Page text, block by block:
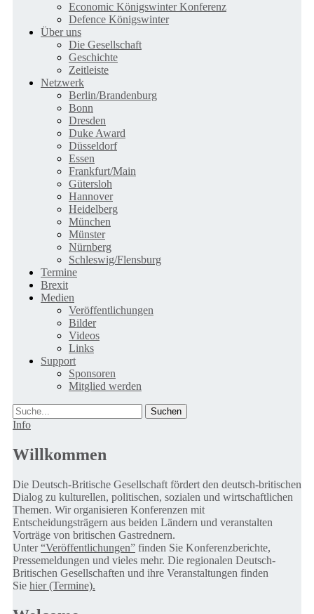
Economic Königswinter Konferenz
Defence Königswinter
Über uns
Die Gesellschaft
Geschichte
Zeitleiste
Netzwerk
Berlin/Brandenburg
Bonn
Dresden
Duke Award
Düsseldorf
Essen
Frankfurt/Main
Gütersloh
Hannover
Heidelberg
München
Münster
Nürnberg
Schleswig/Flensburg
Termine
Brexit
Medien
Veröffentlichungen
Bilder
Videos
Links
Support
Sponsoren
Mitglied werden
Suche
Info
Willkommen
Die Deutsch-Britische Gesellschaft fördert den deutsch-britischen
Dialog zu kulturellen, politischen, sozialen und wirtschaftlichen
Themen. Wir organisieren Konferenzen mit
Entscheidungsträgern aus beiden Ländern und veranstalten
Vorträge von britischen Gastrednern.
Unter“Veröffentlichungen” finden Sie Konferenzberichte,
Pressemeldungen und vieles mehr. Die regionalen Deutsch-
Britischen Gesellschaften und ihre Veranstaltungen finden
Sie hier (Termine).